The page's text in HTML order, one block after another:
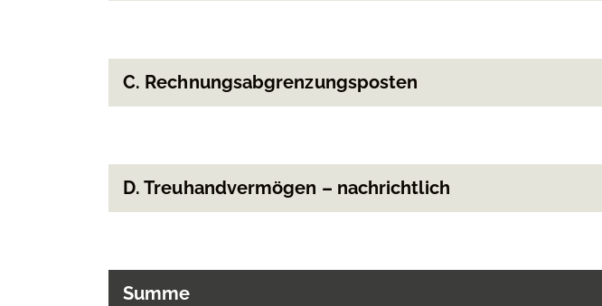
C. Rechnungsabgrenzungsposten
D. Treuhandvermögen – nachrichtlich
Summe